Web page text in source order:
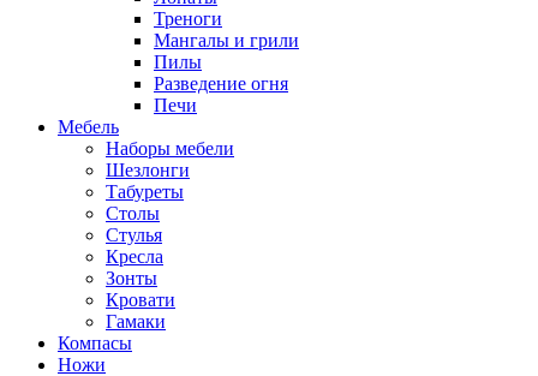
Треноги
Мангалы и грили
Пилы
Разведение огня
Печи
Мебель
Наборы мебели
Шезлонги
Табуреты
Столы
Стулья
Кресла
Зонты
Кровати
Гамаки
Компасы
Ножи